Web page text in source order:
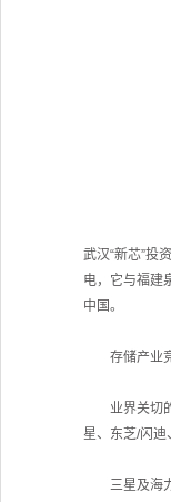
武汉“新芯”投
电，它与福建
中国。
存储产业竞
业界关切的
星、东芝/闪
三星及海力